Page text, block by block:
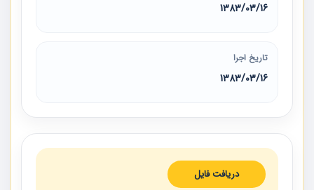
1383/03/16
تاریخ اجرا
1383/03/16
دریافت فایل